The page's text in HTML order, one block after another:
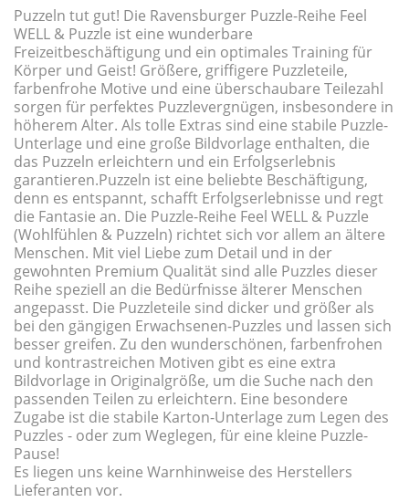
Puzzeln tut gut! Die Ravensburger Puzzle-Reihe Feel
WELL & Puzzle ist eine wunderbare
Freizeitbeschäftigung und ein optimales Training für
Körper und Geist! Größere, griffigere Puzzleteile,
farbenfrohe Motive und eine überschaubare Teilezahl
sorgen für perfektes Puzzlevergnügen, insbesondere in
höherem Alter. Als tolle Extras sind eine stabile Puzzle-
Unterlage und eine große Bildvorlage enthalten, die
das Puzzeln erleichtern und ein Erfolgserlebnis
garantieren.Puzzeln ist eine beliebte Beschäftigung,
denn es entspannt, schafft Erfolgserlebnisse und regt
die Fantasie an. Die Puzzle-Reihe Feel WELL & Puzzle
(Wohlfühlen & Puzzeln) richtet sich vor allem an ältere
Menschen. Mit viel Liebe zum Detail und in der
gewohnten Premium Qualität sind alle Puzzles dieser
Reihe speziell an die Bedürfnisse älterer Menschen
angepasst. Die Puzzleteile sind dicker und größer als
bei den gängigen Erwachsenen-Puzzles und lassen sich
besser greifen. Zu den wunderschönen, farbenfrohen
und kontrastreichen Motiven gibt es eine extra
Bildvorlage in Originalgröße, um die Suche nach den
passenden Teilen zu erleichtern. Eine besondere
Zugabe ist die stabile Karton-Unterlage zum Legen des
Puzzles - oder zum Weglegen, für eine kleine Puzzle-
Pause!
Es liegen uns keine Warnhinweise des Herstellers
Lieferanten vor.